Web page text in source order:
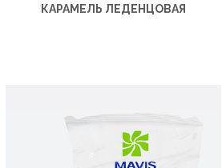
КАРАМЕЛЬ ЛЕДЕНЦОВАЯ